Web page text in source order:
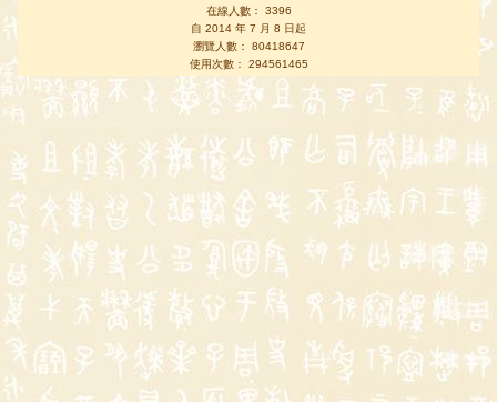
在線人數： 3396
自 2014 年 7 月 8 日起
瀏覽人數： 80418647
使用次數： 294561465